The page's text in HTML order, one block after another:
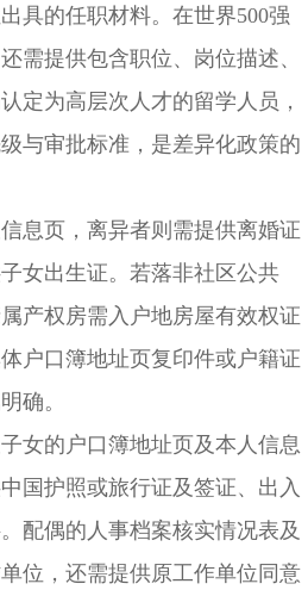
具的任职材料。在世界500强
需提供包含职位、岗位描述、
定为高层次人才的留学人员，
与审批标准，是差异化政策的
息页，离异者则需提供离婚证
女出生证。若落非社区公共
产权房需入户地房屋有效权证
户口簿地址页复印件或户籍证
确。
女的户口簿地址页及本人信息
国护照或旅行证及签证、出入
配偶的人事档案核实情况表及
位，还需提供原工作单位同意